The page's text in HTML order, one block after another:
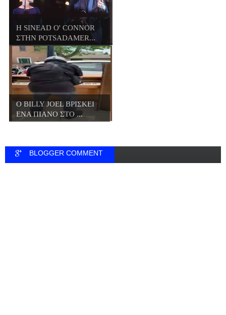
Η SINEAD O' CONNOR
ΣΤΗΝ POTSADAMER...
O BILLY JOEL ΒΡΙΣΚΕΙ
ΕΝΑ ΠΙΑΝΟ ΣΤΟ ...
BLOGGER COMMENT